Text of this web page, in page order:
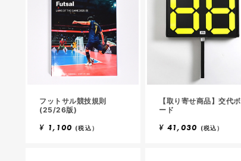
フットサル競技規則
(25/26版)
¥ 1,100 (税込）
【取り寄せ商品】交代ボ
ード
¥ 41,030 (税込）